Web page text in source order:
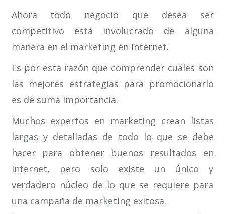
Ahora todo negocio que desea ser
competitivo está involucrado de alguna
manera en el marketing en internet.
Es por esta razón que comprender cuales son
las mejores estrategias para promocionarlo
es de suma importancia.
Muchos expertos en marketing crean listas
largas y detalladas de todo lo que se debe
hacer para obtener buenos resultados en
internet, pero solo existe un único y
verdadero núcleo de lo que se requiere para
una campaña de marketing exitosa.